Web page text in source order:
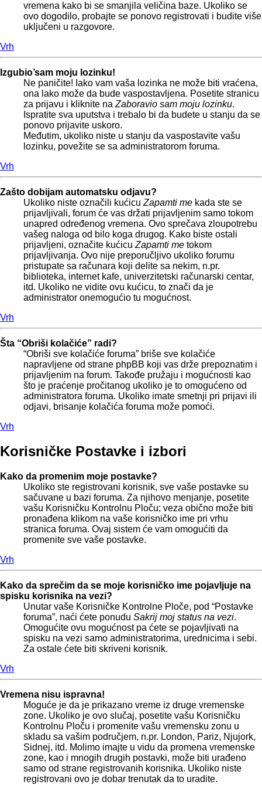
vremena kako bi se smanjila veličina baze. Ukoliko se
ovo dogodilo, probajte se ponovo registrovati i budite više
uključeni u razgovore.
Vrh
Izgubio’sam moju lozinku!
Ne paničite! Iako vam vaša lozinka ne može biti vraćena,
ona lako može da bude vaspostavljena. Posetite stranicu
za prijavu i kliknite na Zaboravio sam moju lozinku.
Ispratite sva uputstva i trebalo bi da budete u stanju da se
ponovo prijavite uskoro.
Međutim, ukoliko niste u stanju da vaspostavite vašu
lozinku, povežite se sa administratorom foruma.
Vrh
Zašto dobijam automatsku odjavu?
Ukoliko niste označili kućicu Zapamti me kada ste se
prijavljivali, forum će vas držati prijavljenim samo tokom
unapred određenog vremena. Ovo sprečava zloupotrebu
vašeg naloga od bilo koga drugog. Kako biste ostali
prijavljeni, označite kućicu Zapamti me tokom
prijavljivanja. Ovo nije preporučljivo ukoliko forumu
pristupate sa računara koji delite sa nekim, n.pr.
biblioteka, internet kafe, univerzitetski računarski centar,
itd. Ukoliko ne vidite ovu kućicu, to znači da je
administrator onemogućio tu mogućnost.
Vrh
Šta “Obriši kolačiće” radi?
“Obriši sve kolačiće foruma” briše sve kolačiće
napravljene od strane phpBB koji vas drže prepoznatim i
prijavljenim na forum. Takođe pružaju i mogućnosti kao
što je praćenje pročitanog ukoliko je to omogućeno od
administratora foruma. Ukoliko imate smetnji pri prijavi ili
odjavi, brisanje kolačića foruma može pomoći.
Vrh
Korisničke Postavke i izbori
Kako da promenim moje postavke?
Ukoliko ste registrovani korisnik, sve vaše postavke su
sačuvane u bazi foruma. Za njihovo menjanje, posetite
vašu Korisničku Kontrolnu Ploču; veza obično može biti
pronađena klikom na vaše korisničko ime pri vrhu
stranica foruma. Ovaj sistem će vam omogućiti da
promenite sve vaše postavke.
Vrh
Kako da sprečim da se moje korisničko ime pojavljuje na
spisku korisnika na vezi?
Unutar vaše Korisničke Kontrolne Ploče, pod “Postavke
foruma”, naći ćete ponudu Sakrij moj status na vezi.
Omogućite ovu mogućnost pa ćete se pojavljivati na
spisku na vezi samo administratorima, urednicima i sebi.
Za ostale ćete biti skriveni korisnik.
Vrh
Vremena nisu ispravna!
Moguće je da je prikazano vreme iz druge vremenske
zone. Ukoliko je ovo slučaj, posetite vašu Korisničku
Kontrolnu Ploču i promenite vašu vremensku zonu u
skladu sa vašim područjem, n.pr. London, Pariz, Njujork,
Sidnej, itd. Molimo imajte u vidu da promena vremenske
zone, kao i mnogih drugih postavki, može biti urađeno
samo od strane registrovanih korisnika. Ukoliko niste
registrovani ovo je dobar trenutak da to uradite.